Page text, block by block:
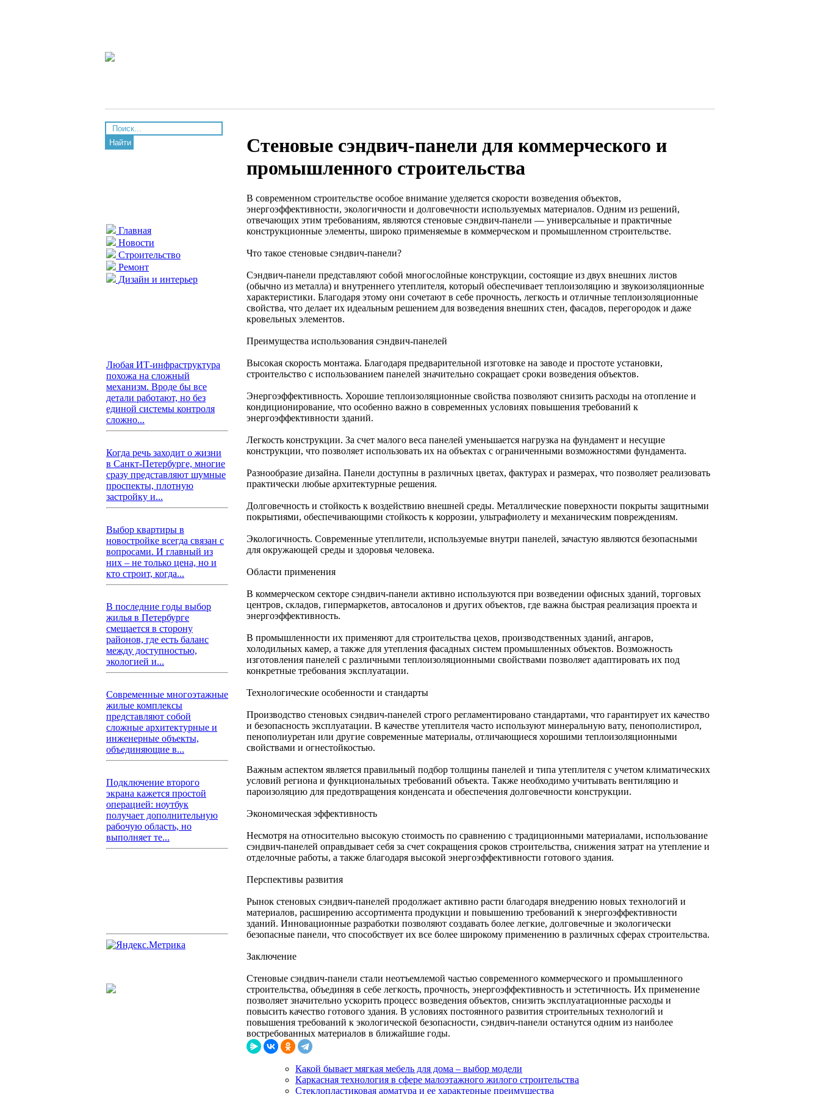
Найти
Главная
Новости
Строительство
Ремонт
Дизайн и интерьер
Любая ИТ-инфраструктура
похожа на сложный
механизм. Вроде бы все
детали работают, но без
единой системы контроля
сложно...
Когда речь заходит о жизни
в Санкт-Петербурге, многие
сразу представляют шумные
проспекты, плотную
застройку и...
Выбор квартиры в
новостройке всегда связан с
вопросами. И главный из
них – не только цена, но и
кто строит, когда...
В последние годы выбор
жилья в Петербурге
смещается в сторону
районов, где есть баланс
между доступностью,
экологией и...
Современные многоэтажные
жилые комплексы
представляют собой
сложные архитектурные и
инженерные объекты,
объединяющие в...
Подключение второго
экрана кажется простой
операцией: ноутбук
получает дополнительную
рабочую область, но
выполняет те...
Стеновые сэндвич-панели для коммерческого и
промышленного строительства
В современном строительстве особое внимание уделяется скорости возведения объектов,
энергоэффективности, экологичности и долговечности используемых материалов. Одним из решений,
отвечающих этим требованиям, являются стеновые сэндвич-панели — универсальные и практичные
конструкционные элементы, широко применяемые в коммерческом и промышленном строительстве.
Что такое стеновые сэндвич-панели?
Сэндвич-панели представляют собой многослойные конструкции, состоящие из двух внешних листов
(обычно из металла) и внутреннего утеплителя, который обеспечивает теплоизоляцию и звукоизоляционные
характеристики. Благодаря этому они сочетают в себе прочность, легкость и отличные теплоизоляционные
свойства, что делает их идеальным решением для возведения внешних стен, фасадов, перегородок и даже
кровельных элементов.
Преимущества использования сэндвич-панелей
Высокая скорость монтажа. Благодаря предварительной изготовке на заводе и простоте установки,
строительство с использованием панелей значительно сокращает сроки возведения объектов.
Энергоэффективность. Хорошие теплоизоляционные свойства позволяют снизить расходы на отопление и
кондиционирование, что особенно важно в современных условиях повышения требований к
энергоэффективности зданий.
Легкость конструкции. За счет малого веса панелей уменьшается нагрузка на фундамент и несущие
конструкции, что позволяет использовать их на объектах с ограниченными возможностями фундамента.
Разнообразие дизайна. Панели доступны в различных цветах, фактурах и размерах, что позволяет реализовать
практически любые архитектурные решения.
Долговечность и стойкость к воздействию внешней среды. Металлические поверхности покрыты защитными
покрытиями, обеспечивающими стойкость к коррозии, ультрафиолету и механическим повреждениям.
Экологичность. Современные утеплители, используемые внутри панелей, зачастую являются безопасными
для окружающей среды и здоровья человека.
Области применения
В коммерческом секторе сэндвич-панели активно используются при возведении офисных зданий, торговых
центров, складов, гипермаркетов, автосалонов и других объектов, где важна быстрая реализация проекта и
энергоэффективность.
В промышленности их применяют для строительства цехов, производственных зданий, ангаров,
холодильных камер, а также для утепления фасадных систем промышленных объектов. Возможность
изготовления панелей с различными теплоизоляционными свойствами позволяет адаптировать их под
конкретные требования эксплуатации.
Технологические особенности и стандарты
Производство стеновых сэндвич-панелей строго регламентировано стандартами, что гарантирует их качество
и безопасность эксплуатации. В качестве утеплителя часто используют минеральную вату, пенополистирол,
пенополиуретан или другие современные материалы, отличающиеся хорошими теплоизоляционными
свойствами и огнестойкостью.
Важным аспектом является правильный подбор толщины панелей и типа утеплителя с учетом климатических
условий региона и функциональных требований объекта. Также необходимо учитывать вентиляцию и
пароизоляцию для предотвращения конденсата и обеспечения долговечности конструкции.
Экономическая эффективность
Несмотря на относительно высокую стоимость по сравнению с традиционными материалами, использование
сэндвич-панелей оправдывает себя за счет сокращения сроков строительства, снижения затрат на утепление и
отделочные работы, а также благодаря высокой энергоэффективности готового здания.
Перспективы развития
Рынок стеновых сэндвич-панелей продолжает активно расти благодаря внедрению новых технологий и
материалов, расширению ассортимента продукции и повышению требований к энергоэффективности
зданий. Инновационные разработки позволяют создавать более легкие, долговечные и экологически
безопасные панели, что способствует их все более широкому применению в различных сферах строительства.
Заключение
Стеновые сэндвич-панели стали неотъемлемой частью современного коммерческого и промышленного
строительства, объединяя в себе легкость, прочность, энергоэффективность и эстетичность. Их применение
позволяет значительно ускорить процесс возведения объектов, снизить эксплуатационные расходы и
повысить качество готового здания. В условиях постоянного развития строительных технологий и
повышения требований к экологической безопасности, сэндвич-панели останутся одним из наиболее
востребованных материалов в ближайшие годы.
Какой бывает мягкая мебель для дома – выбор модели
Каркасная технология в сфере малоэтажного жилого строительства
Стеклопластиковая арматура и ее характерные преимущества